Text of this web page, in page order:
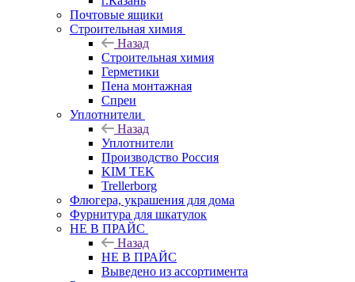
Почтовые ящики
Строительная химия
Назад
Строительная химия
Герметики
Пена монтажная
Спреи
Уплотнители
Назад
Уплотнители
Производство Россия
KIM TEK
Trellerborg
Флюгера, украшения для дома
Фурнитура для шкатулок
НЕ В ПРАЙС
Назад
НЕ В ПРАЙС
Выведено из ассортимента